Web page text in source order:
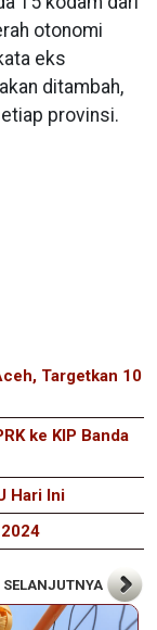
otonomi
eks
ditambah,
provinsi.
Targetkan 10
ke KIP Banda
Hari Ini
SELANJUTNYA